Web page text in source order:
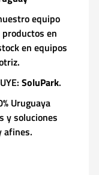
equipo
en
en equipos
SoluPark.
Uruguaya
y soluciones
afines.